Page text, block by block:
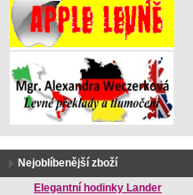
Nejoblíbenější zboží
Elegantní hodinky Lander